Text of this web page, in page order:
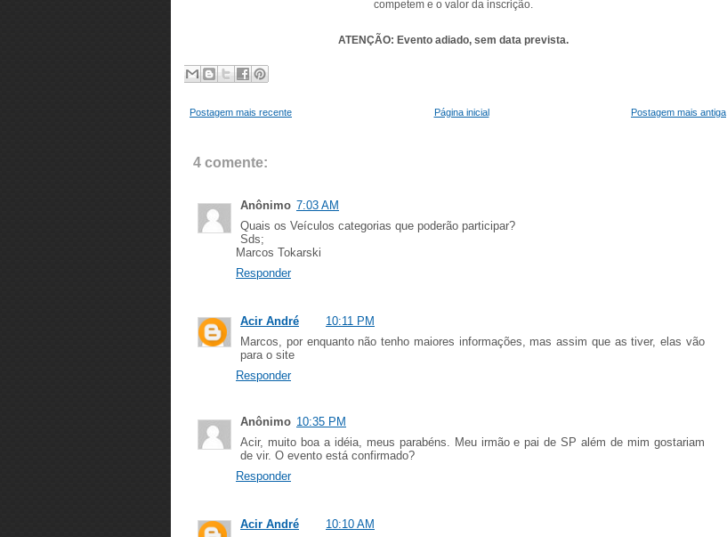
competem e o valor da inscrição.
ATENÇÃO: Evento adiado, sem data prevista.
Postagem mais recente Postagem mais antiga
Página inicial
4 comente:
Anônimo 7:03 AM
Quais os Veículos categorias que poderão participar?
Sds;
Marcos Tokarski
Responder
Acir André
10:11 PM
Marcos, por enquanto não tenho maiores informações, mas assim que as tiver, elas vão
para o site
Responder
Anônimo 10:35 PM
Acir, muito boa a idéia, meus parabéns. Meu irmão e pai de SP além de mim gostariam
de vir. O evento está confirmado?
Responder
Acir André
10:10 AM